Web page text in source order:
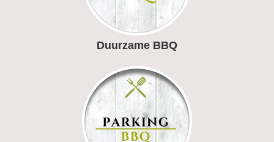
Duurzame BBQ